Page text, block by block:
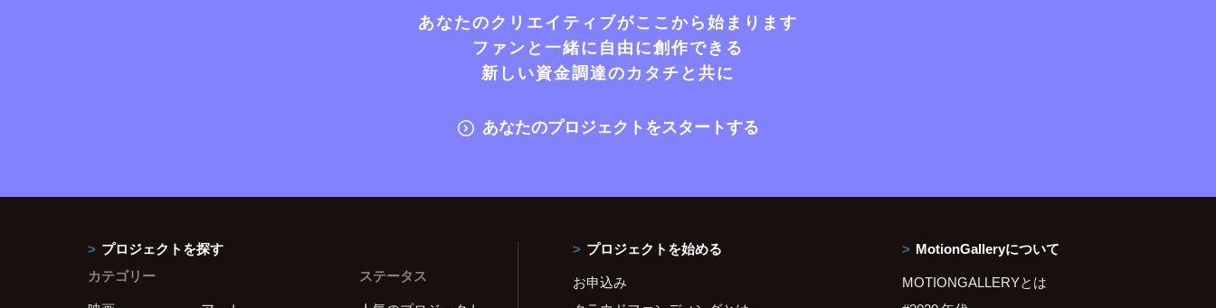
あなたのクリエイティブがここから始まります
ファンと一緒に自由に創作できる
新しい資金調達のカタチと共に
あなたのプロジェクトをスタートする
プロジェクトを探す
カテゴリー
ステータス
プロジェクトを始める
お申込み
MotionGalleryについて
MOTIONGALLERYとは